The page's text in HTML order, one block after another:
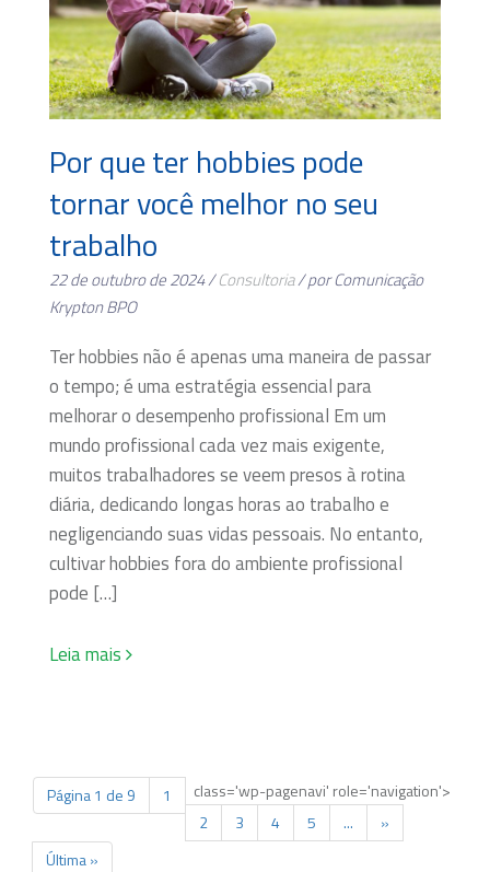
Por que ter hobbies pode
tornar você melhor no seu
trabalho
22 de outubro de 2024 /Consultoria/ por Comunicação
Krypton BPO
Ter hobbies não é apenas uma maneira de passar
o tempo; é uma estratégia essencial para
melhorar o desempenho profissional Em um
mundo profissional cada vez mais exigente,
muitos trabalhadores se veem presos à rotina
diária, dedicando longas horas ao trabalho e
negligenciando suas vidas pessoais. No entanto,
cultivar hobbies fora do ambiente profissional
pode […]
Leia mais
class='wp-pagenavi' role='navigation'>
Página 1 de 9
1
2
3 4 5 ...
»
Última »